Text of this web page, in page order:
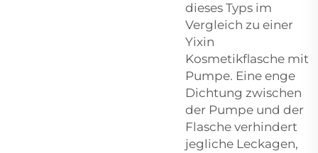
dieses Typs im
Vergleich zu einer
Yixin
Kosmetikflasche mit
Pumpe. Eine enge
Dichtung zwischen
der Pumpe und der
Flasche verhindert
jegliche Leckagen,